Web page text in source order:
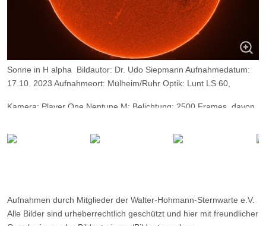
Sonne in H alpha Bildautor: Dr. Udo Siepmann Aufnahmedatum:
17.10. 2023 Aufnahmeort: Mülheim/Ruhr Optik: Lunt LS 60,
Kamera: Player One Neptune M; Belichtung: 2500 Frames, davon
Aufnahmen durch Mitglieder der Walter-Hohmann-Sternwarte e.V.
Alle Bilder sind urheberrechtlich geschützt und hier mit freundlicher